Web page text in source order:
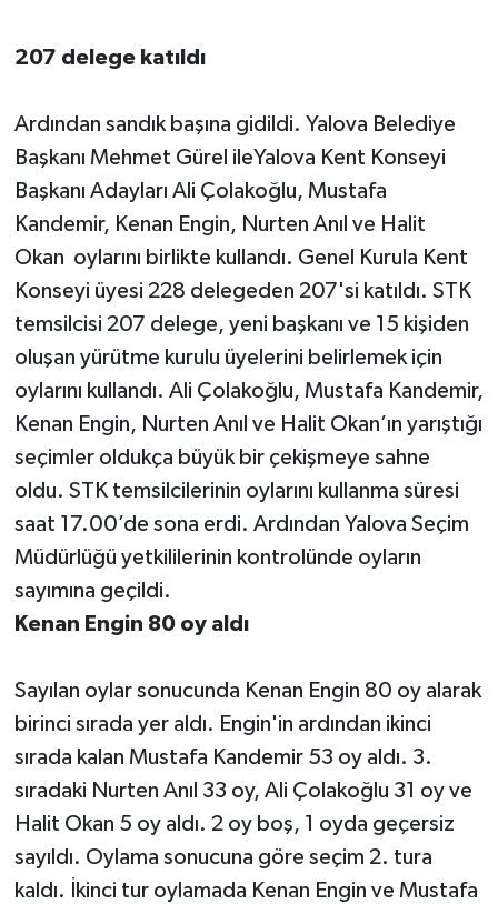
207 delege katıldı
Ardından sandık başına gidildi. Yalova Belediye
Başkanı Mehmet Gürel ileYalova Kent Konseyi
Başkanı Adayları Ali Çolakoğlu, Mustafa
Kandemir, Kenan Engin, Nurten Anıl ve Halit
Okan oylarını birlikte kullandı. Genel Kurula Kent
Konseyi üyesi 228 delegeden 207'si katıldı. STK
temsilcisi 207 delege, yeni başkanı ve 15 kişiden
oluşan yürütme kurulu üyelerini belirlemek için
oylarını kullandı. Ali Çolakoğlu, Mustafa Kandemir,
Kenan Engin, Nurten Anıl ve Halit Okan’ın yarıştığı
seçimler oldukça büyük bir çekişmeye sahne
oldu. STK temsilcilerinin oylarını kullanma süresi
saat 17.00’de sona erdi. Ardından Yalova Seçim
Müdürlüğü yetkililerinin kontrolünde oyların
sayımına geçildi.
Kenan Engin 80 oy aldı
Sayılan oylar sonucunda Kenan Engin 80 oy alarak
birinci sırada yer aldı. Engin'in ardından ikinci
sırada kalan Mustafa Kandemir 53 oy aldı. 3.
sıradaki Nurten Anıl 33 oy, Ali Çolakoğlu 31 oy ve
Halit Okan 5 oy aldı. 2 oy boş, 1 oyda geçersiz
sayıldı. Oylama sonucuna göre seçim 2. tura
kaldı. İkinci tur oylamada Kenan Engin ve Mustafa